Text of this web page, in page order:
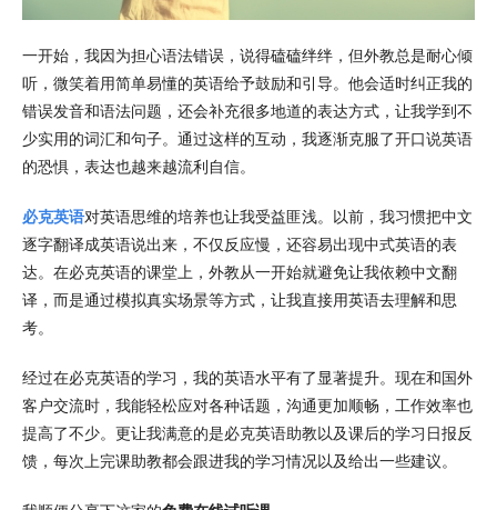
一开始，我因为担心语法错误，说得磕磕绊绊，但外教总是耐心倾
听，微笑着用简单易懂的英语给予鼓励和引导。他会适时纠正我的
错误发音和语法问题，还会补充很多地道的表达方式，让我学到不
少实用的词汇和句子。通过这样的互动，我逐渐克服了开口说英语
的恐惧，表达也越来越流利自信。
必克英语对英语思维的培养也让我受益匪浅。以前，我习惯把中文
逐字翻译成英语说出来，不仅反应慢，还容易出现中式英语的表
达。在必克英语的课堂上，外教从一开始就避免让我依赖中文翻
译，而是通过模拟真实场景等方式，让我直接用英语去理解和思
考。
经过在必克英语的学习，我的英语水平有了显著提升。现在和国外
客户交流时，我能轻松应对各种话题，沟通更加顺畅，工作效率也
提高了不少。更让我满意的是必克英语助教以及课后的学习日报反
馈，每次上完课助教都会跟进我的学习情况以及给出一些建议。